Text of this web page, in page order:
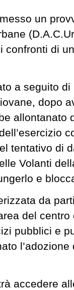
un
confronti di
a seguito
dopo
allontanato
tentativo di
Volanti
e
da
del centro
pubblici e
accedere